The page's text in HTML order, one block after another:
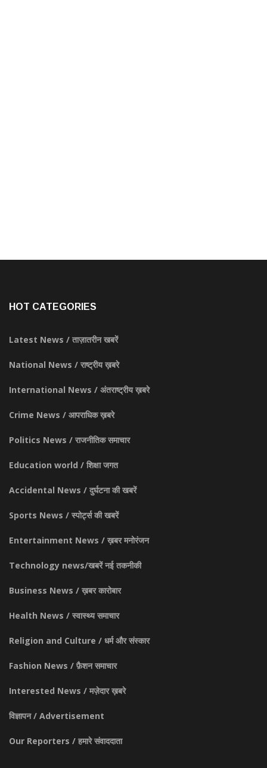
HOT CATEGORIES
Latest News / ताज़ातरीन खबरें
National News / राष्ट्रीय ख़बरे
International News / अंतराष्ट्रीय ख़बरे
Crime News / आपराधिक ख़बरे
Politics News / राजनीतिक समाचार
Education world / शिक्षा जगत
Accidental News / दुर्घटना की खबरें
Sports News / स्पोर्ट्स की खबरें
Entertainment News / ख़बर मनोरंजन
Technology news/खबरें नई तकनीकी
Business News / ख़बर कारोबार
Health News / स्वास्थ्य समाचार
Religion and Culture / धर्म और संस्कार
Fashion News / फ़ैशन समाचार
Interested News / मज़ेदार ख़बरे
विज्ञापन / Advertisement
Our Reporters / हमारे संवाददाता